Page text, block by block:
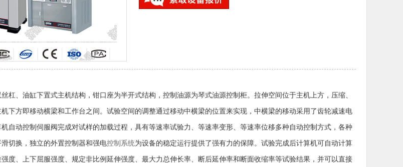
杠、油缸下置式主机结构，钳口座为半开式结构，控制油源为琴式油源控制柜。拉伸空间位于主机上方，压缩、
下方即移动横梁和工作台之间。试验空间的调整通过移动中横梁的位置来实现，中横梁的移动采用了齿轮减速电
自动控制伺服阀完成对试样的加载过程，具有等速率试验力、等速率变形、等速率位移多种自动控制方式，各种
切换，独立的外置控制器和强电控制系统为设备的稳定运行提供了强有力的保障。试验完成后计算机可自动计算
度、上下屈服强度、规定非比例延伸强度、最大力总伸长率、断后延伸率和断面收缩率等试验结果，并可以直接